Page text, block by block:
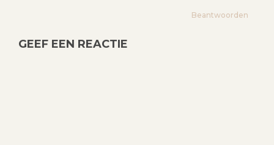
Beantwoorden
GEEF EEN REACTIE